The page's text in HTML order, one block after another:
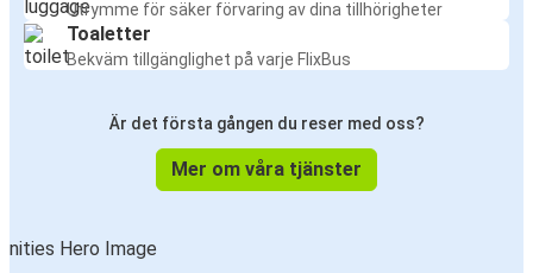
Utrymme för säker förvaring av dina tillhörigheter
Toaletter
Bekväm tillgänglighet på varje FlixBus
Är det första gången du reser med oss?
Mer om våra tjänster